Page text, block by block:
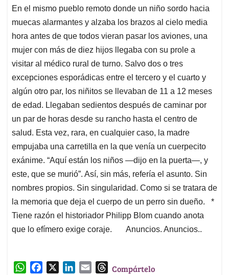
En el mismo pueblo remoto donde un niño sordo hacia
muecas alarmantes y alzaba los brazos al cielo media
hora antes de que todos vieran pasar los aviones, una
mujer con más de diez hijos llegaba con su prole a
visitar al médico rural de turno. Salvo dos o tres
excepciones esporádicas entre el tercero y el cuarto y
algún otro par, los niñitos se llevaban de 11 a 12 meses
de edad. Llegaban sedientos después de caminar por
un par de horas desde su rancho hasta el centro de
salud. Esta vez, rara, en cualquier caso, la madre
empujaba una carretilla en la que venía un cuerpecito
exánime. “Aquí están los niños —dijo en la puerta—, y
este, que se murió”. Así, sin más, refería el asunto. Sin
nombres propios. Sin singularidad. Como si se tratara de
la memoria que deja el cuerpo de un perro sin dueño. *
Tiene razón el historiador Philipp Blom cuando anota
que lo efímero exige coraje. Anuncios. Anuncios..
W
TCompártelo